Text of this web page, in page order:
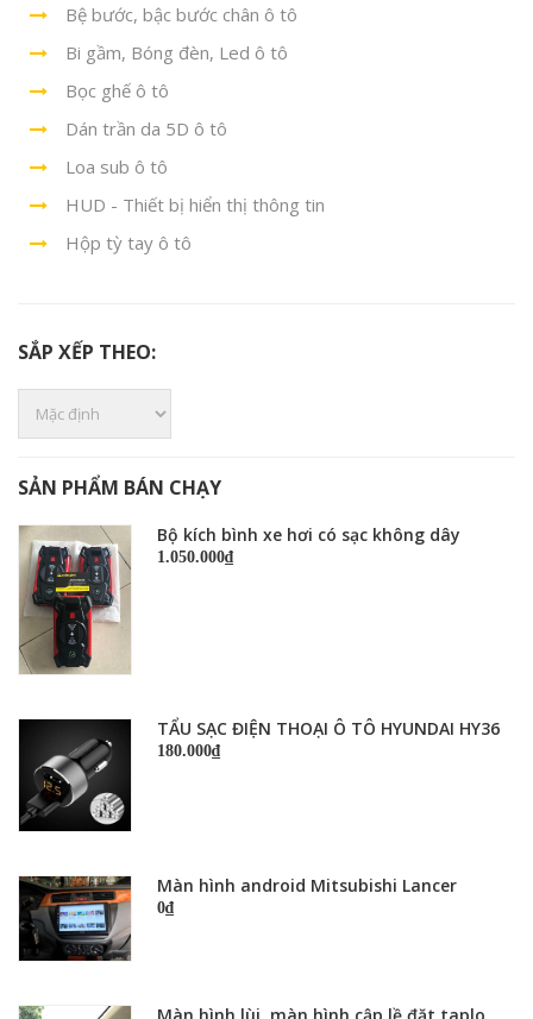
Bệ bước, bậc bước chân ô tô
Bi gầm, Bóng đèn, Led ô tô
Bọc ghế ô tô
Dán trần da 5D ô tô
Loa sub ô tô
HUD - Thiết bị hiển thị thông tin
Hộp tỳ tay ô tô
SẮP XẾP THEO:
SẢN PHẨM BÁN CHẠY
Bộ kích bình xe hơi có sạc không dây
1.050.000₫
TẨU SẠC ĐIỆN THOẠI Ô TÔ HYUNDAI HY36
180.000₫
Màn hình android Mitsubishi Lancer
0₫